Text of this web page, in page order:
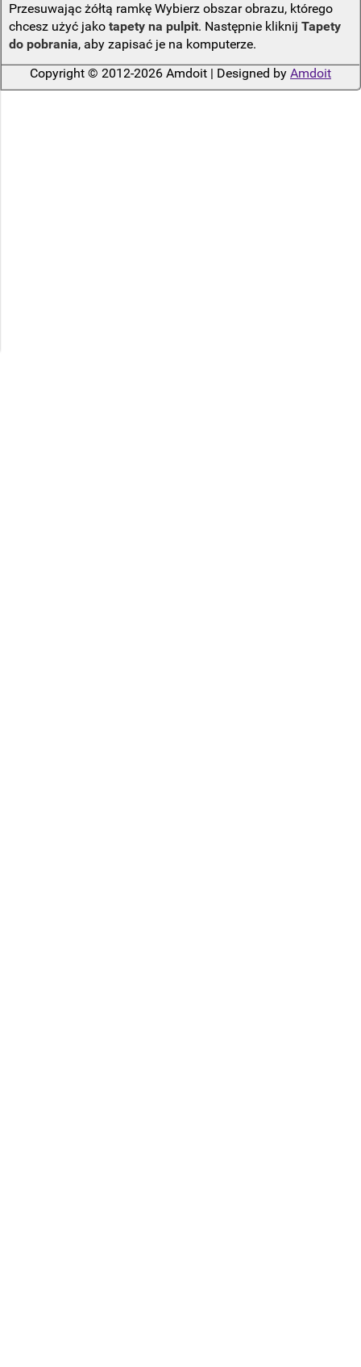
Przesuwając żółtą ramkę Wybierz obszar obrazu, którego
chcesz użyć jako tapety na pulpit. Następnie kliknij Tapety
do pobrania, aby zapisać je na komputerze.
Copyright © 2012-2026 Amdoit | Designed by Amdoit